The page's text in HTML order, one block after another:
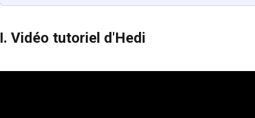
I. Vidéo tutoriel d'Hedi